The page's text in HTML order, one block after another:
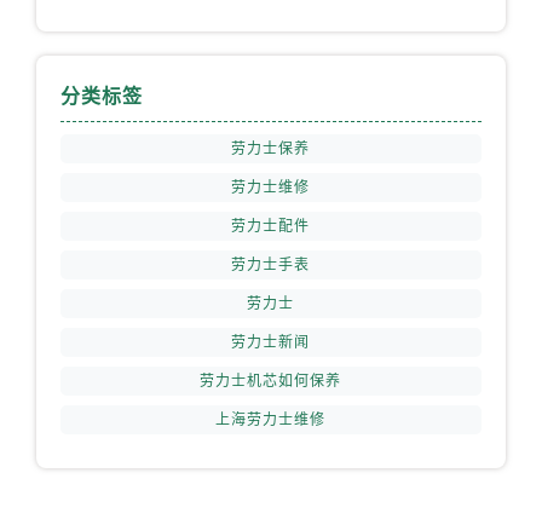
分类标签
劳力士保养
劳力士维修
劳力士配件
劳力士手表
劳力士
劳力士新闻
劳力士机芯如何保养
上海劳力士维修